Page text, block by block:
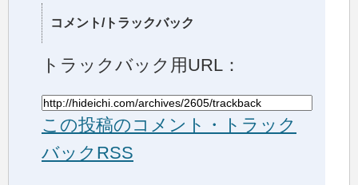
コメント/トラックバック
トラックバック用URL：
この投稿のコメント・トラック
バックRSS